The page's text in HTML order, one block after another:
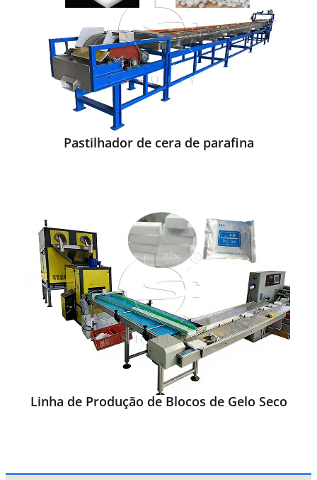
Pastilhador de cera de parafina
Linha de Produção de Blocos de Gelo Seco